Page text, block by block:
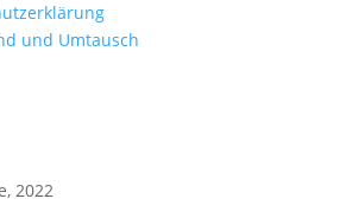
und Umtausch
2022